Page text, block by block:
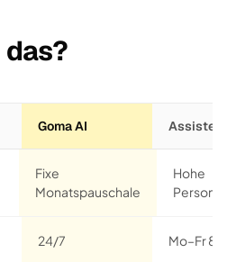
Goma AI Assistent
Fixe
Monatspauschale
Hohe
24/7 Mo–Fr